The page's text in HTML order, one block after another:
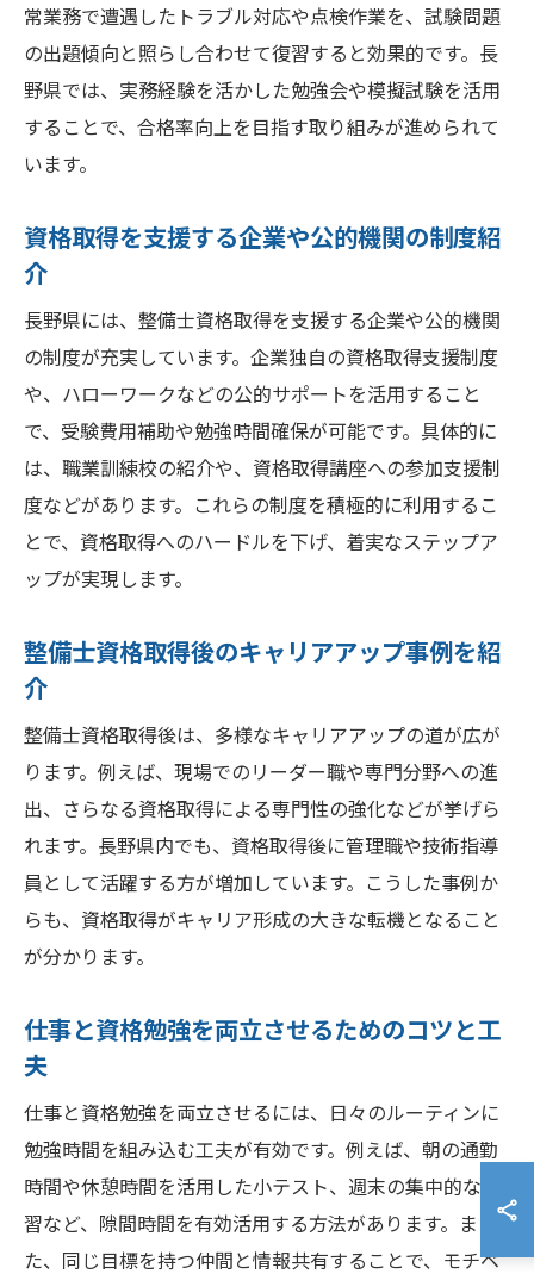
常業務で遭遇したトラブル対応や点検作業を、試験問題
の出題傾向と照らし合わせて復習すると効果的です。長
野県では、実務経験を活かした勉強会や模擬試験を活用
することで、合格率向上を目指す取り組みが進められて
います。
資格取得を支援する企業や公的機関の制度紹
介
長野県には、整備士資格取得を支援する企業や公的機関
の制度が充実しています。企業独自の資格取得支援制度
や、ハローワークなどの公的サポートを活用すること
で、受験費用補助や勉強時間確保が可能です。具体的に
は、職業訓練校の紹介や、資格取得講座への参加支援制
度などがあります。これらの制度を積極的に利用するこ
とで、資格取得へのハードルを下げ、着実なステップア
ップが実現します。
整備士資格取得後のキャリアアップ事例を紹
介
整備士資格取得後は、多様なキャリアアップの道が広が
ります。例えば、現場でのリーダー職や専門分野への進
出、さらなる資格取得による専門性の強化などが挙げら
れます。長野県内でも、資格取得後に管理職や技術指導
員として活躍する方が増加しています。こうした事例か
らも、資格取得がキャリア形成の大きな転機となること
が分かります。
仕事と資格勉強を両立させるためのコツと工
夫
仕事と資格勉強を両立させるには、日々のルーティンに
勉強時間を組み込む工夫が有効です。例えば、朝の通勤
時間や休憩時間を活用した小テスト、週末の集中的な復
習など、隙間時間を有効活用する方法があります。ま
た、同じ目標を持つ仲間と情報共有することで、モチベ